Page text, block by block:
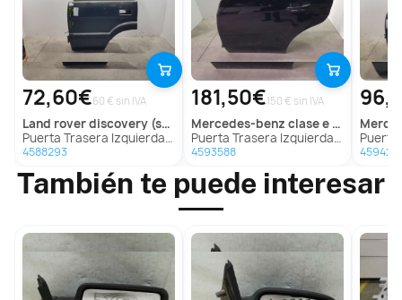
72,60€60 € sin IVA
land roverdiscovery (salljg/lj)
Puerta Trasera Izquierda para Land Rover Discovery (Salljg/Lj)
4588293
181,50€150 € sin IVA
mercedes-benz clase e (w212) familiar
Puerta Trasera Izquierda para Mercedes-Benz Clase E (W212) Familiar
4593588
Puerta Trasera
También te puede interesar